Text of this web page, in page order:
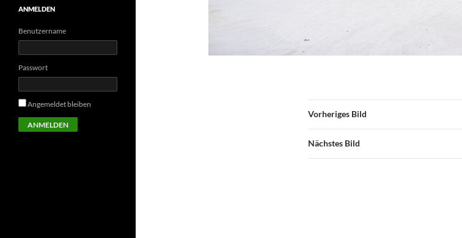
Vorheriges Bild
Nächstes Bild
ANMELDEN
Benutzername
Passwort
Angemeldet bleiben
ANMELDEN